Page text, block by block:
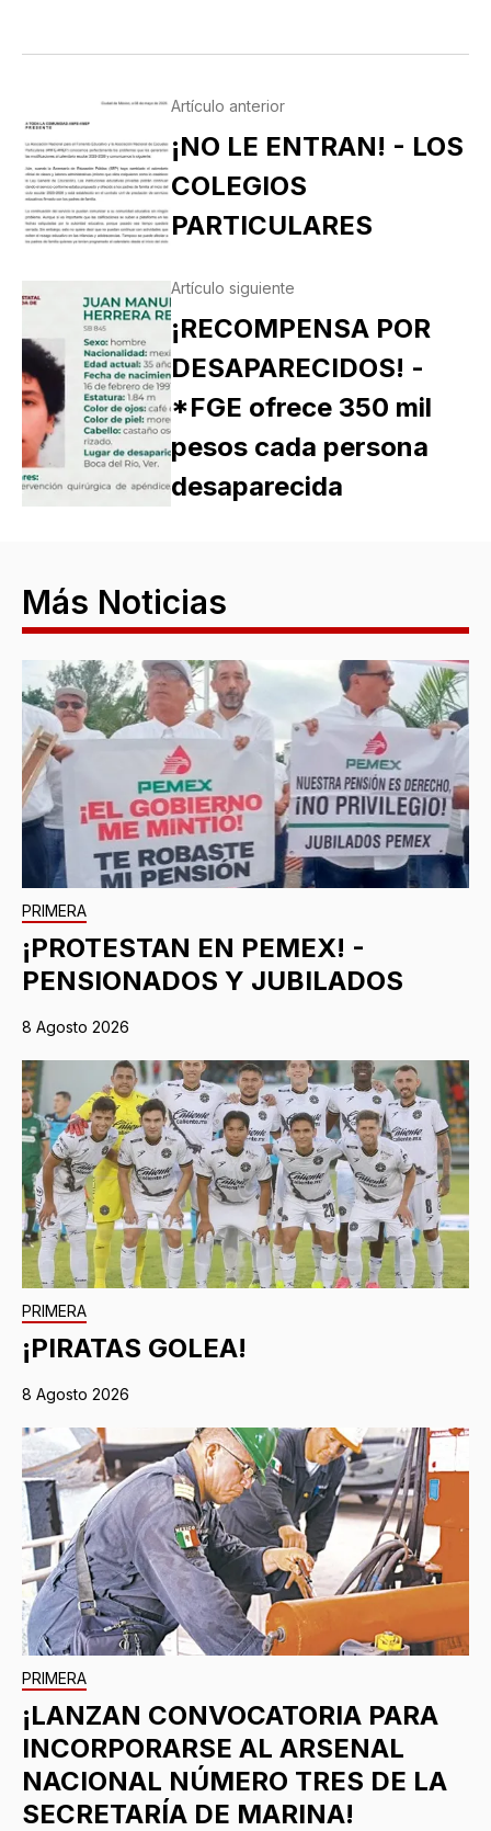
Artículo anterior
¡NO LE ENTRAN! - LOS
COLEGIOS
PARTICULARES
Artículo siguiente
¡RECOMPENSA POR
DESAPARECIDOS! -
*FGE ofrece 350 mil
pesos cada persona
desaparecida
Más Noticias
PRIMERA
¡PROTESTAN EN PEMEX! -
PENSIONADOS Y JUBILADOS
8 Agosto 2026
PRIMERA
¡PIRATAS GOLEA!
8 Agosto 2026
PRIMERA
¡LANZAN CONVOCATORIA PARA
INCORPORARSE AL ARSENAL
NACIONAL NÚMERO TRES DE LA
SECRETARÍA DE MARINA!